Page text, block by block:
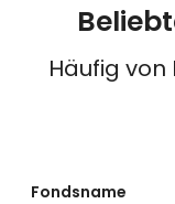
Häufig von
Fondsname